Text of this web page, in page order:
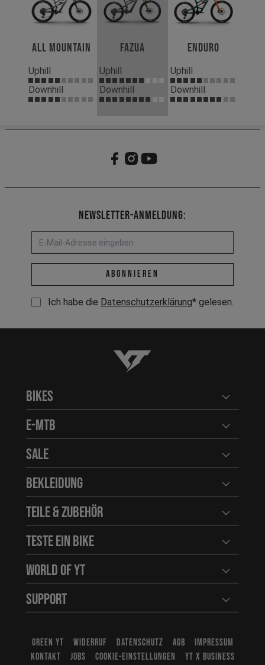
All Mountain
Uphill
Downhill
Fazua
Uphill
Downhill
Enduro
Uphill
Downhill
Newsletter-Anmeldung:
E-Mail-Adresse *
abonnieren
Ich habe die Datenschutzerklärung* gelesen.
YT-Industries
Bikes
E-MTB
Sale
Bekleidung
Teile & Zubehör
Teste ein Bike
World of YT
Support
GREEN YT WIDERRUF DATENSCHUTZ AGB
IMPRESSUM
KONTAKT
JOBS COOKIE-EINSTELLUNGEN YT X BUSINESS